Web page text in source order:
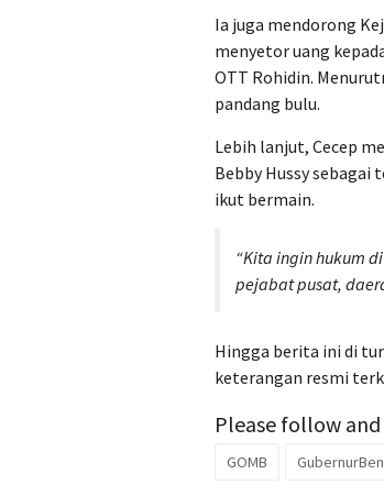
Ia juga mendorong
menyetor uang
OTT Rohidin.
pandang bulu.
Lebih lanjut, Cecep
Bebby Hussy sebagai
ikut bermain.
“Kita ingin hukum
pejabat pusat,
Hingga berita ini di
keterangan resmi
Please follow and
GOMB